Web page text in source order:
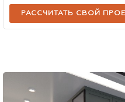
РАССЧИТАТЬ СВОЙ